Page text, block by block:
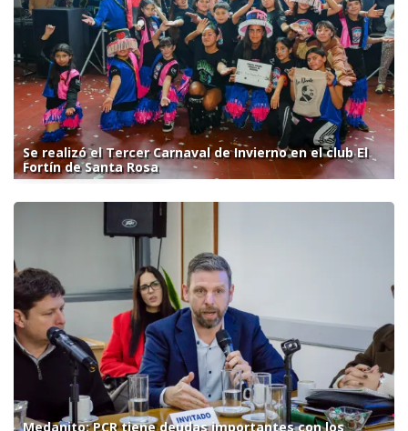
Se realizó el Tercer Carnaval de Invierno en el club El
Fortín de Santa Rosa
Medanito: PCR tiene deudas importantes con los